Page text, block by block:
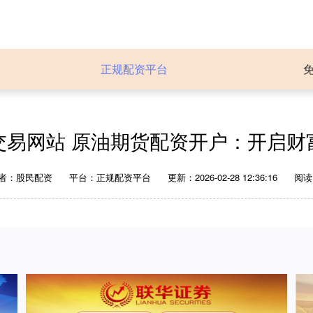
正规配资平台
网站 原油期货配资开户：开启
：股民配资 平台：正规配资平台 更新：2026-02-28 12:36:16 阅